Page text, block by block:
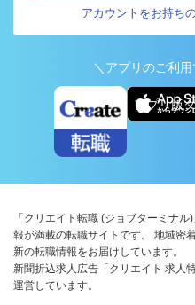
アカウントをお持ち
＼アプリのご利
アプリ版
「クリエイト転職 (ジョブターミナ
報が満載の転職サイトです。 地域密
新の転職情報をお届けしています。
新聞折込求人広告「クリエイト 求人
運営しています。